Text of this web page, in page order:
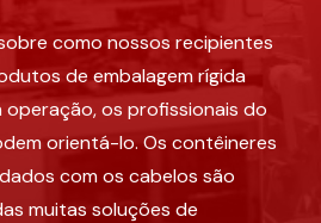
como nossos recipientes
de embalagem rígida
os profissionais do
orientá-lo. Os contêineres
com os cabelos são
muitas soluções de